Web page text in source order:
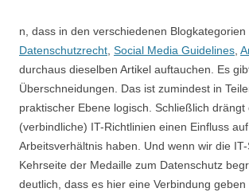
n, dass in den verschiedenen Blogkategorien
Datenschutzrecht, Social Media Guidelines,
durchaus dieselben Artikel auftauchen. Es
Überschneidungen. Das ist zumindest in
praktischer Ebene logisch. Schließlich
(verbindliche) IT-Richtlinien einen Einfluss
Arbeitsverhältnis haben. Und wenn wir die
Kehrseite der Medaille zum Datenschutz
deutlich, dass es hier eine Verbindung geben